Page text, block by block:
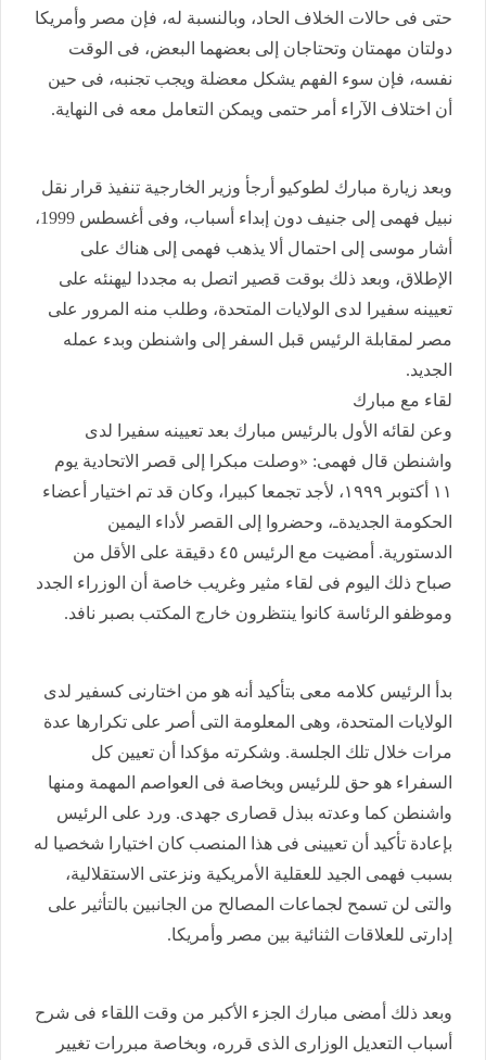
حتى فى حالات الخلاف الحاد، وبالنسبة له، فإن مصر وأمريكا
دولتان مهمتان وتحتاجان إلى بعضهما البعض، فى الوقت
نفسه، فإن سوء الفهم يشكل معضلة ويجب تجنبه، فى حين
أن اختلاف الآراء أمر حتمى ويمكن التعامل معه فى النهاية.
وبعد زيارة مبارك لطوكيو أرجأ وزير الخارجية تنفيذ قرار نقل
نبيل فهمى إلى جنيف دون إبداء أسباب، وفى أغسطس 1999،
أشار موسى إلى احتمال ألا يذهب فهمى إلى هناك على
الإطلاق، وبعد ذلك بوقت قصير اتصل به مجددا ليهنئه على
تعيينه سفيرا لدى الولايات المتحدة، وطلب منه المرور على
مصر لمقابلة الرئيس قبل السفر إلى واشنطن وبدء عمله
الجديد.
لقاء مع مبارك
وعن لقائه الأول بالرئيس مبارك بعد تعيينه سفيرا لدى
واشنطن قال فهمى: «وصلت مبكرا إلى قصر الاتحادية يوم
١١ أكتوبر ١٩٩٩، لأجد تجمعا كبيرا، وكان قد تم اختيار أعضاء
الحكومة الجديدةـ، وحضروا إلى القصر لأداء اليمين
الدستورية. أمضيت مع الرئيس ٤٥ دقيقة على الأقل من
صباح ذلك اليوم فى لقاء مثير وغريب خاصة أن الوزراء الجدد
وموظفو الرئاسة كانوا ينتظرون خارج المكتب بصبر نافد.
بدأ الرئيس كلامه معى بتأكيد أنه هو من اختارنى كسفير لدى
الولايات المتحدة، وهى المعلومة التى أصر على تكرارها عدة
مرات خلال تلك الجلسة. وشكرته مؤكدا أن تعيين كل
السفراء هو حق للرئيس وبخاصة فى العواصم المهمة ومنها
واشنطن كما وعدته ببذل قصارى جهدى. ورد على الرئيس
بإعادة تأكيد أن تعيينى فى هذا المنصب كان اختيارا شخصيا له
بسبب فهمى الجيد للعقلية الأمريكية ونزعتى الاستقلالية،
والتى لن تسمح لجماعات المصالح من الجانبين بالتأثير على
إدارتى للعلاقات الثنائية بين مصر وأمريكا.
وبعد ذلك أمضى مبارك الجزء الأكبر من وقت اللقاء فى شرح
أسباب التعديل الوزارى الذى قرره، وبخاصة مبررات تغيير